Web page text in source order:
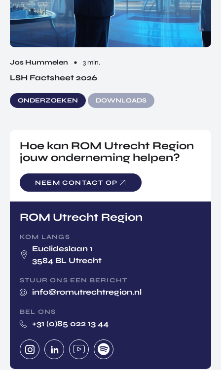
Jos Hummelen 3 min.
LSH Factsheet 2026
ONDERZOEKEN DOWNLOADS
Hoe kan ROM Utrecht Region
jouw onderneming helpen?
NEEM CONTACT OP
ROM Utrecht Region
KOM LANGS
Euclideslaan 1
3584 BL Utrecht
STUUR ONS EEN BERICHT
info@romutrechtregion.nl
BEL ONS
+31 (0)85 022 13 44